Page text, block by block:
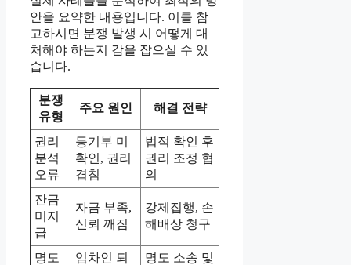
안을 요약한 내용입니다. 이를 참
고하시면 분쟁 발생 시 어떻게 대
처해야 하는지 감을 잡으실 수 있
습니다.
분쟁
유형
주요 원인 해결 전략
권리
분석
오류
등기부 미
확인, 권리
겹침
법적 확인 후
권리 조정 협
의
잔금
미지
급
자금 부족,
신뢰 깨짐
강제집행, 손
해배상 청구
명도
임차인 퇴
명도 소송 및